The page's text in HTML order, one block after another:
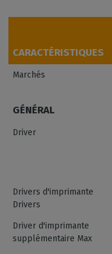
CARACTÉRISTIQUES
Marchés
GÉNÉRAL
Driver
Drivers d'imprimante
Drivers
Driver d'imprimante
supplémentaire Max